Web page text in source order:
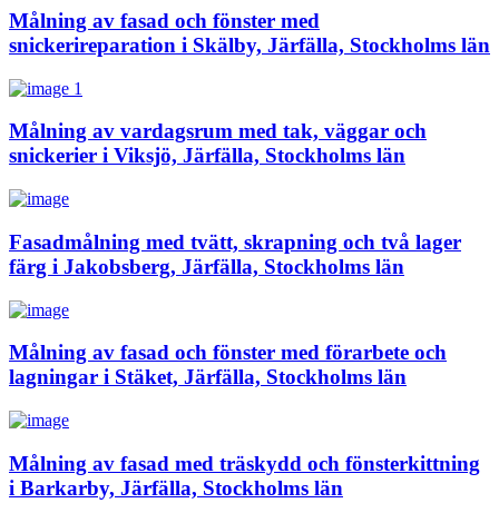
Målning av fasad och fönster med
snickerireparation i Skälby, Järfälla, Stockholms län
Målning av vardagsrum med tak, väggar och
snickerier i Viksjö, Järfälla, Stockholms län
Fasadmålning med tvätt, skrapning och två lager
färg i Jakobsberg, Järfälla, Stockholms län
Målning av fasad och fönster med förarbete och
lagningar i Stäket, Järfälla, Stockholms län
Målning av fasad med träskydd och fönsterkittning
i Barkarby, Järfälla, Stockholms län